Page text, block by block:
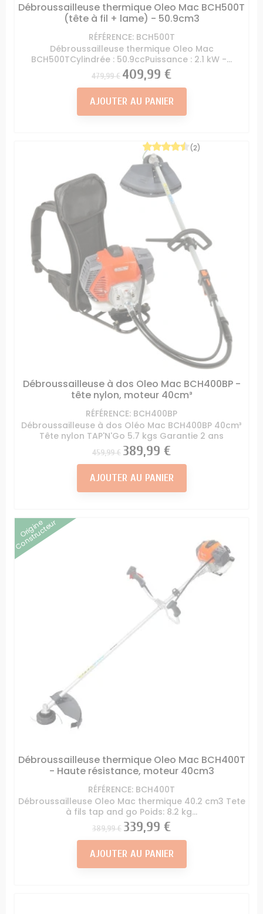
Débroussailleuse thermique Oleo Mac BCH500T
(tête à fil + lame) - 50.9cm3
RÉFÉRENCE: BCH500T
Débroussailleuse thermique Oleo Mac
BCH500TCylindrée : 50.9ccPuissance : 2.1 kW -...
Prix
479,99 € Prix
409,99 €
AJOUTER AU PANIER
Débroussailleuse à dos Oleo Mac BCH400BP -
tête nylon, moteur 40cm³
RÉFÉRENCE: BCH400BP
Débroussailleuse à dos Oléo Mac BCH400BP 40cm³
Tête nylon TAP'N'Go 5.7 kgs Garantie 2 ans
Prix
459,99 €
(2)
Prix
389,99 €
AJOUTER AU PANIER
Origine
Constructeur
Débroussailleuse thermique Oleo Mac BCH400T
- Haute résistance, moteur 40cm3
RÉFÉRENCE: BCH400T
Débroussailleuse Oleo Mac thermique 40.2 cm3 Tete
à fils tap and go Poids: 8.2 kg...
Prix
389,99 € Prix
339,99 €
AJOUTER AU PANIER